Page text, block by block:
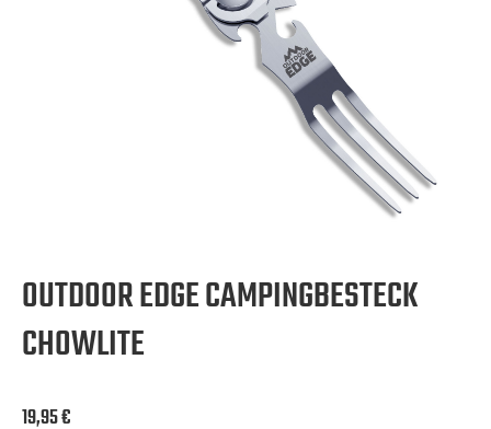
OUTDOOR EDGE CAMPINGBESTECK
CHOWLITE
19,95€